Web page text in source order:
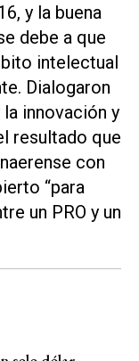
y la buena
debe a que
intelectual
Dialogaron
innovación y
resultado que
con
“para
un PRO y un